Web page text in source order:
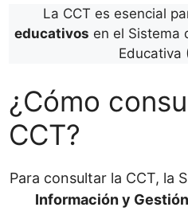
La CCT es esencial
educativos en el Sistema
Educativa
¿Cómo
CCT?
Para consultar la CCT, la
Información y